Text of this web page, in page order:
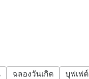
ล)
ฉลองวันเกิด บุฟเฟต์